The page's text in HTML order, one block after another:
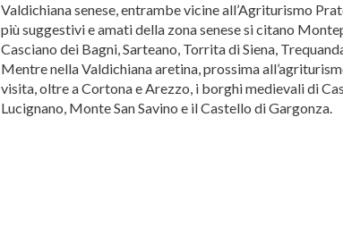
Valdichiana senese, entrambe vicine all’Agriturismo
più suggestivi e amati della zona senese si citano
Casciano dei Bagni, Sarteano, Torrita di Siena,
Mentre nella Valdichiana aretina, prossima
visita, oltre a Cortona e Arezzo, i borghi medievali di
Lucignano, Monte San Savino e il Castello di Gargonza.